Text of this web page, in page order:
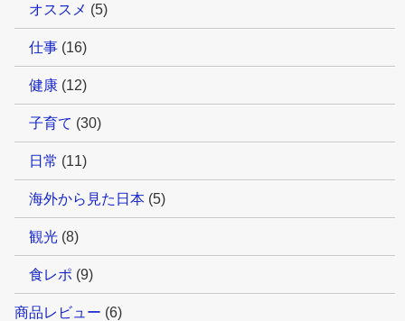
オススメ (5)
仕事 (16)
健康 (12)
子育て (30)
日常 (11)
海外から見た日本 (5)
観光 (8)
食レポ (9)
商品レビュー (6)